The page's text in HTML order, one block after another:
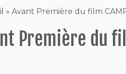
» Avant Première du film
Première du